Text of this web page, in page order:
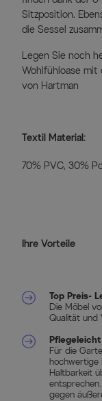
Sitzposition.
die Sessel
Legen Sie noch
Wohlfühloase mit
von Hartman
Textil Material:
70% PVC, 30%
Ihre Vorteile
Top Preis-
Die Möbel
Qualität und
Für die
hochwertige
Haltbarkeit
gegen